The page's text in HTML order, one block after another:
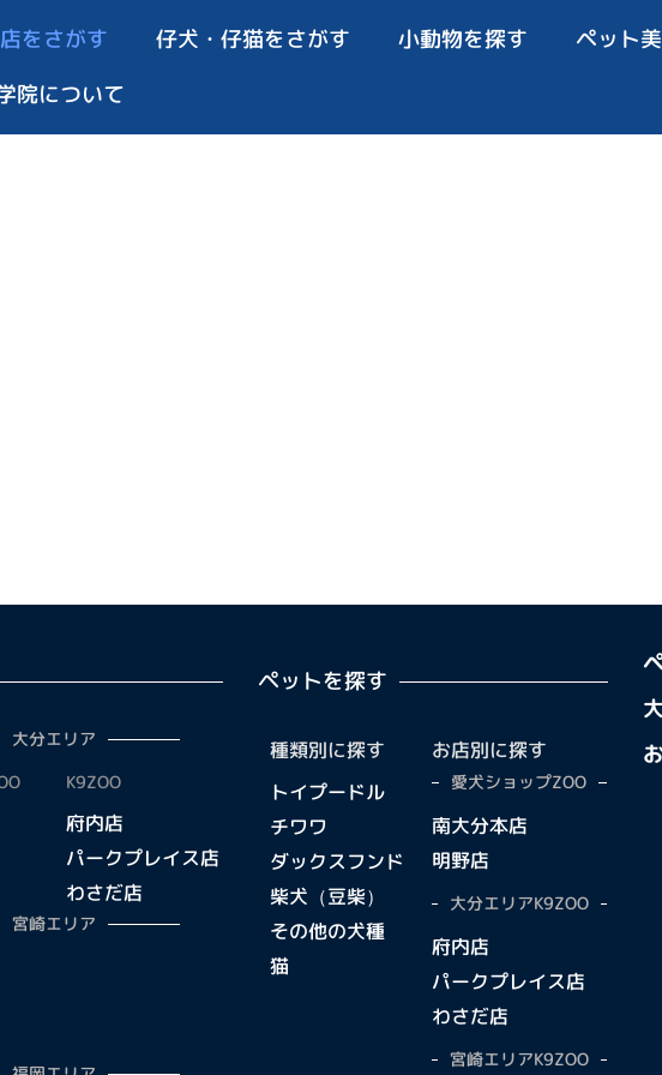
をさがす 仔犬・仔猫をさがす 小動物を探す
ペット
院について
大分エリア
K9ZOO
府内店
パークプレイス店
わさだ店
宮崎エリア
ペットを探す
種類別に探す
トイプードル
チワワ
ダックスフンド
柴犬（豆柴）
その他の犬種
猫
お店別に探す
愛犬ショップZOO
南大分本店
明野店
大分エリアK9ZOO
府内店
パークプレイス店
わさだ店
宮崎エリアK9ZOO